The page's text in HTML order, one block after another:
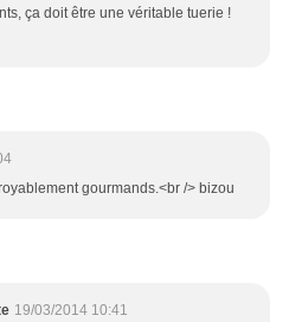
ça doit être une véritable tuerie !
gourmands.<br /> bizou
19/03/2014 10:41